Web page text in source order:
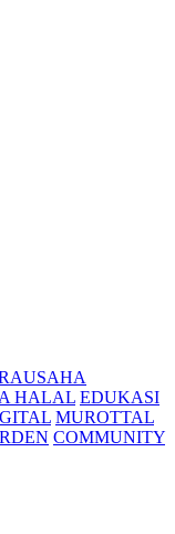
HALAL EDUKASI
MUROTTAL
COMMUNITY